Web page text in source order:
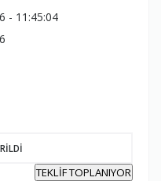
- 11:45:04
TEKLİF TOPLANIYOR